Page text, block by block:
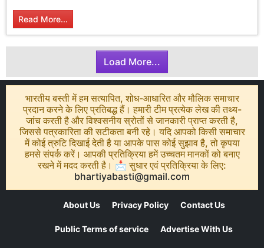
Read More...
Load More...
भारतीय बस्ती में हम सत्यापित, शोध-आधारित और मौलिक समाचार
प्रदान करने के लिए प्रतिबद्ध हैं। हमारी टीम प्रत्येक लेख की तथ्य-
जांच करती है और विश्वसनीय स्रोतों से जानकारी प्राप्त करती है,
जिससे पत्रकारिता की सटीकता बनी रहे। यदि आपको किसी समाचार
में कोई त्रुटि दिखाई देती है या आपके पास कोई सुझाव है, तो कृपया
हमसे संपर्क करें। आपकी प्रतिक्रिया हमें उच्चतम मानकों को बनाए
रखने में मदद करती है। 📩 सुधार एवं प्रतिक्रिया के लिए:
bhartiyabasti@gmail.com
About Us Privacy Policy Contact Us
Public Terms of service Advertise With Us